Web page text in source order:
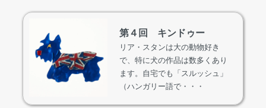
第４回 キンドゥー
リア・スタンは大の動物好き
で、特に犬の作品は数多くあり
ます。自宅でも「スルッシュ」
（ハンガリー語で・・・